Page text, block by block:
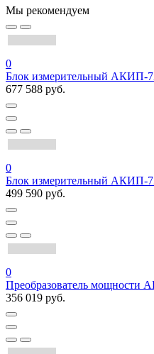
Мы рекомендуем
0
Блок измерительный АКИП-
677 588 руб.
0
Блок измерительный АКИП-
499 590 руб.
0
Преобразователь мощности
356 019 руб.